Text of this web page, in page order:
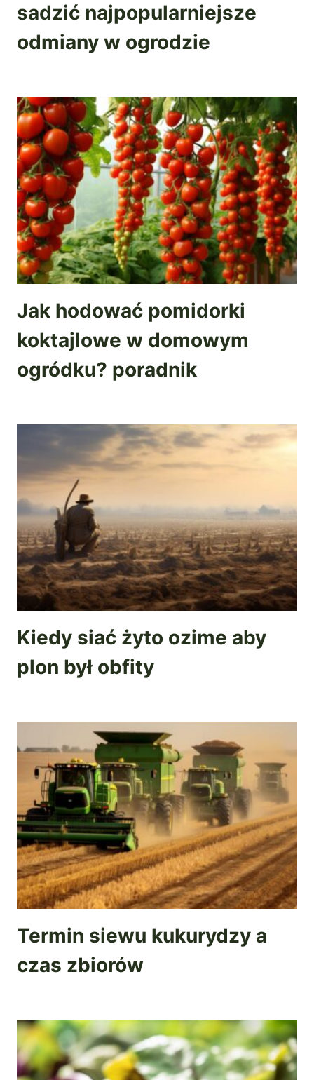
sadzić najpopularniejsze
odmiany w ogrodzie
Jak hodować pomidorki
koktajlowe w domowym
ogródku? poradnik
Kiedy siać żyto ozime aby
plon był obfity
Termin siewu kukurydzy a
czas zbiorów